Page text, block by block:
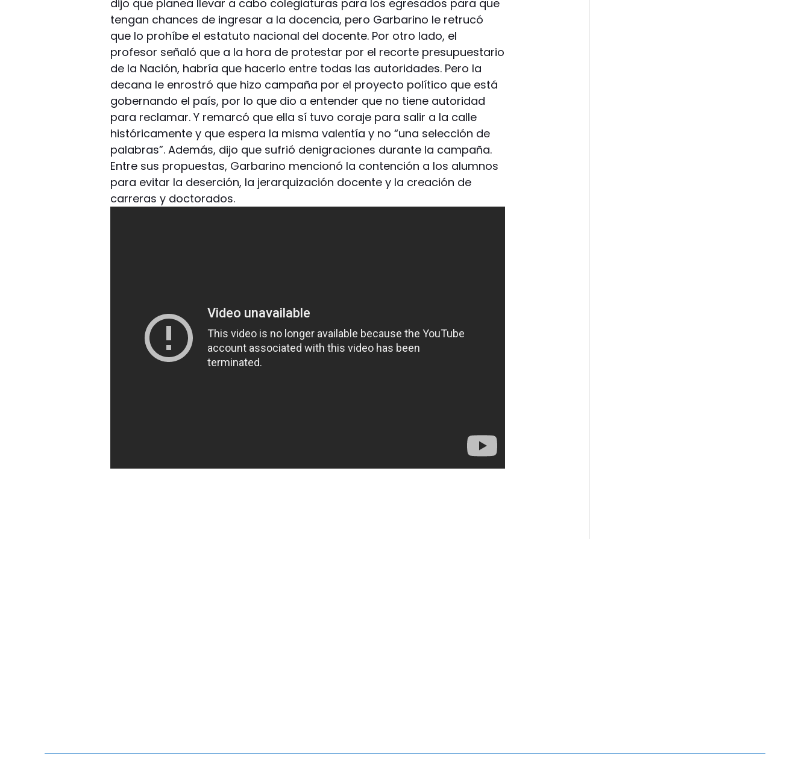
dijo que planea llevar a cabo colegiaturas para los egresados para que
tengan chances de ingresar a la docencia, pero Garbarino le retrucó
que lo prohíbe el estatuto nacional del docente. Por otro lado, el
profesor señaló que a la hora de protestar por el recorte presupuestario
de la Nación, habría que hacerlo entre todas las autoridades. Pero la
decana le enrostró que hizo campaña por el proyecto político que está
gobernando el país, por lo que dio a entender que no tiene autoridad
para reclamar. Y remarcó que ella sí tuvo coraje para salir a la calle
históricamente y que espera la misma valentía y no “una selección de
palabras”. Además, dijo que sufrió denigraciones durante la campaña.
Entre sus propuestas, Garbarino mencionó la contención a los alumnos
para evitar la deserción, la jerarquización docente y la creación de
carreras y doctorados.